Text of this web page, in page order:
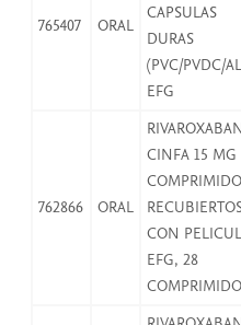
765407 ORAL
CAPSULAS
DURAS
(PVC/PVDC/
EFG
762866 ORAL
RIVAROXABAN
CINFA 15 MG
CON
EFG, 28